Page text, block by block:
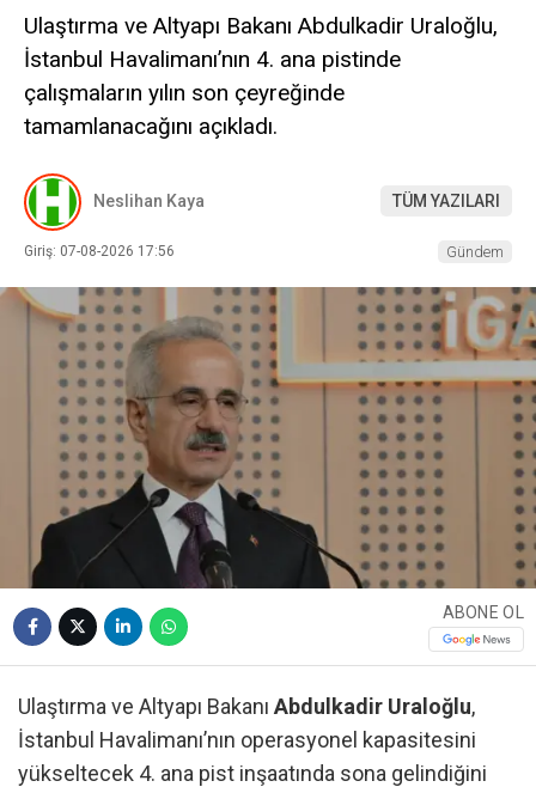
Ulaştırma ve Altyapı Bakanı Abdulkadir Uraloğlu,
İstanbul Havalimanı’nın 4. ana pistinde
çalışmaların yılın son çeyreğinde
tamamlanacağını açıkladı.
Neslihan Kaya TÜM YAZILARI
Giriş: 07-08-2026 17:56 Gündem
ABONE OL
Ulaştırma ve Altyapı Bakanı Abdulkadir Uraloğlu,
İstanbul Havalimanı’nın operasyonel kapasitesini
yükseltecek 4. ana pist inşaatında sona gelindiğini